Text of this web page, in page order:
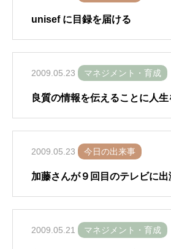
unisef に目録を届ける
2009.05.23 マネジメント・育成
良質の情報を伝えることに人
2009.05.23 今日の出来事
加藤さんが９回目のテレビに出
2009.05.21 マネジメント・育成